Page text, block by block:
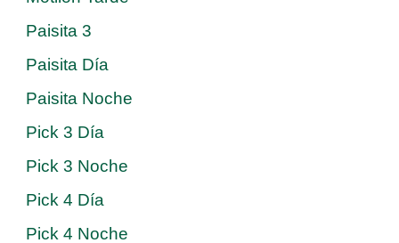
Paisita 3
Paisita Día
Paisita Noche
Pick 3 Día
Pick 3 Noche
Pick 4 Día
Pick 4 Noche